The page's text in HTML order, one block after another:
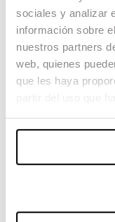
sociales y analizar
información sobre
nuestros partners
web, quienes
que les haya
71 edición del
llena de talento
Entre los proyectos
en el festival se
‘Un amor’,
J.A. Bayona,
Vilaplana,
supervisión de
diseño de sonido
edición de
Miguel